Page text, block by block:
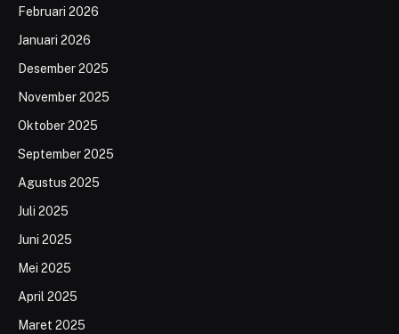
Februari 2026
Januari 2026
Desember 2025
November 2025
Oktober 2025
September 2025
Agustus 2025
Juli 2025
Juni 2025
Mei 2025
April 2025
Maret 2025